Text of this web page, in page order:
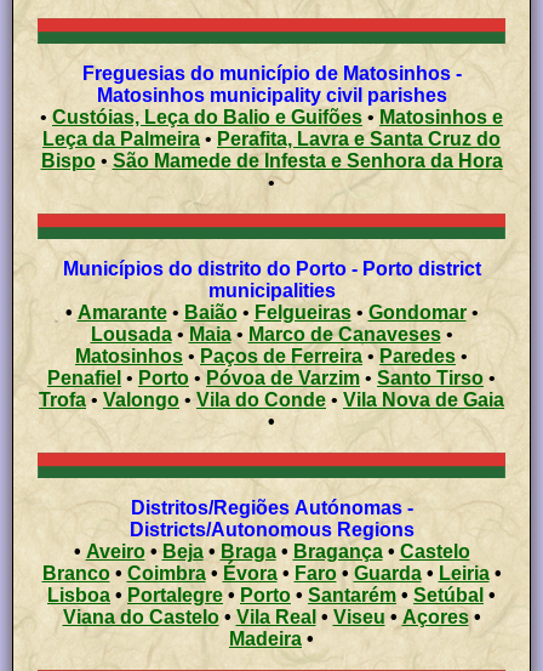
Freguesias do município de Matosinhos -
Matosinhos municipality civil parishes
• Custóias, Leça do Balio e Guifões • Matosinhos e
Leça da Palmeira • Perafita, Lavra e Santa Cruz do
Bispo• São Mamede de Infesta e Senhora da Hora
•
Municípios do distrito do Porto - Porto district
municipalities
• Amarante• Baião• Felgueiras•Gondomar•
Lousada•Maia• Marco de Canaveses•
Matosinhos • Paços de Ferreira • Paredes •
Penafiel • Porto • Póvoa de Varzim • Santo Tirso •
Trofa• Valongo • Vila do Conde • Vila Nova de Gaia
•
Distritos/Regiões Autónomas -
Districts/Autonomous Regions
• Aveiro• Beja• Braga• Bragança• Castelo
Branco• Coimbra• Évora• Faro• Guarda• Leiria•
Lisboa •Portalegre • Porto • Santarém • Setúbal •
Viana do Castelo• Vila Real • Viseu • Açores•
Madeira •